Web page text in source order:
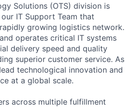
Solutions (OTS) division is
IT Support Team that
growing logistics network.
operates critical IT systems
delivery speed and quality
superior customer service. As
technological innovation and
at a global scale.
across multiple fulfillment